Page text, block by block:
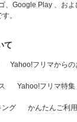
、Google Play 、およ
。
て
Yahoo!フリマから
Yahoo!フリマ特集
ング かんたんご利